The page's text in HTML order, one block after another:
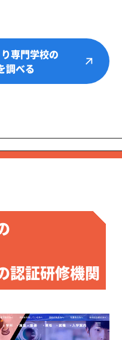
専門学校の
調べる
認証研修機関